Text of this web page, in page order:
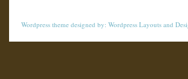
Wordpress theme designed by: Wordpress Layouts and